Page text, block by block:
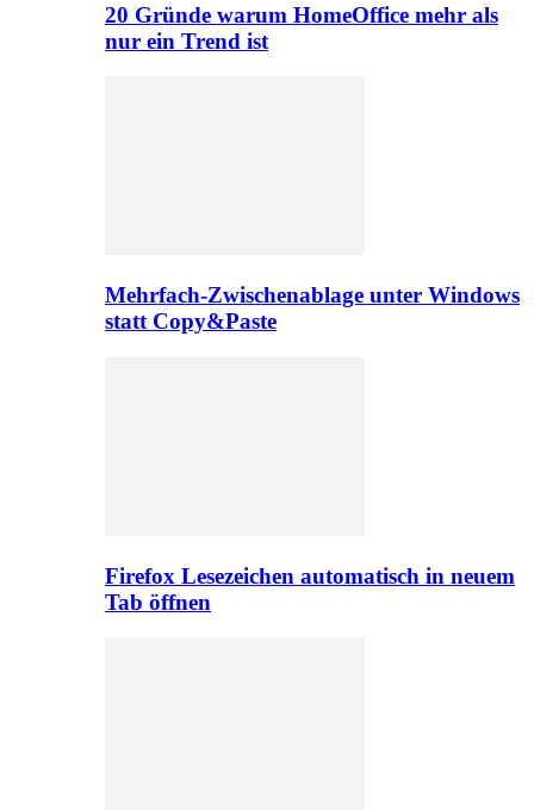
20 Gründe warum HomeOffice mehr als
nur ein Trend ist
Mehrfach-Zwischenablage unter Windows
statt Copy&Paste
Firefox Lesezeichen automatisch in neuem
Tab öffnen